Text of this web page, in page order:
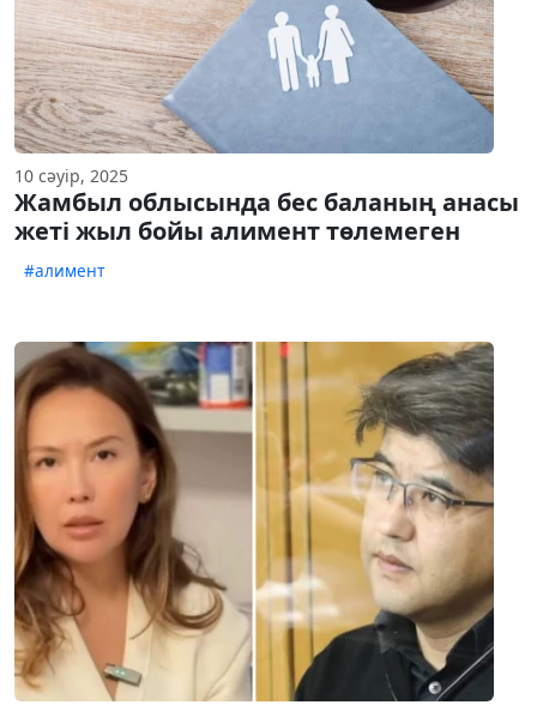
10 сәуір, 2025
Жамбыл облысында бес баланың анасы
жеті жыл бойы алимент төлемеген
#алимент